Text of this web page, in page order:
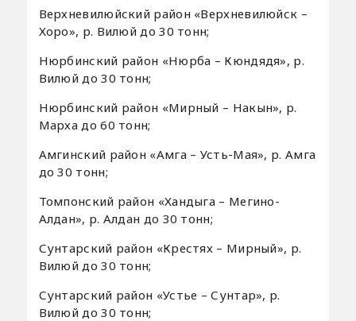
Верхневилюйский район «Верхневилюйск –
Хоро», р. Вилюй до 30 тонн;
Нюрбинский район «Нюрба – Кюндядя», р.
Вилюй до 30 тонн;
Нюрбинский район «Мирный – Накын», р.
Марха до 60 тонн;
Амгинский район «Амга – Усть-Мая», р. Амга
до 30 тонн;
Томпонский район «Хандыга – Мегино-
Алдан», р. Алдан до 30 тонн;
Сунтарский район «Крестях – Мирный», р.
Вилюй до 30 тонн;
Сунтарский район «Устье – Сунтар», р.
Вилюй до 30 тонн;